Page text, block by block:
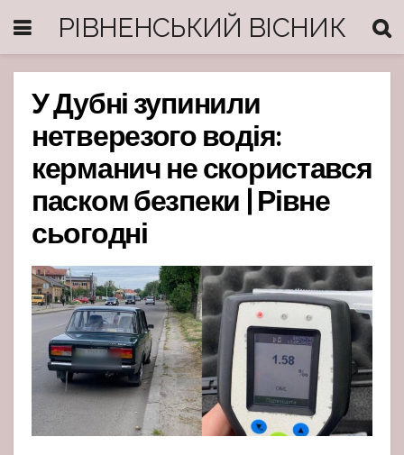
РІВНЕНСЬКИЙ ВІСНИК
У Дубні зупинили
нетверезого водія:
керманич не скористався
паском безпеки | Рівне
сьогодні